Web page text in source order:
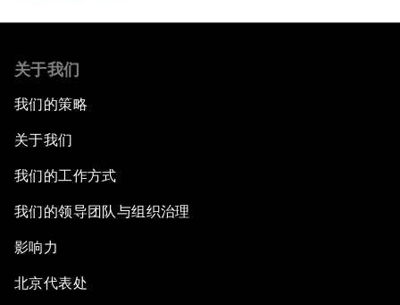
关于我们
我们的策略
关于我们
我们的工作方式
我们的领导团队与组织治理
影响力
北京代表处